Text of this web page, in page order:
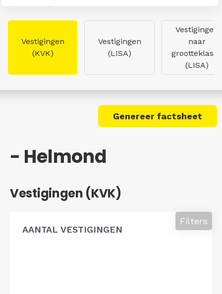
Vestigingen
(KVK)
Vestigingen
(LISA)
Vestigingen
naar
grootteklasse
(LISA)
Genereer factsheet
- Helmond
Vestigingen (KVK)
AANTAL VESTIGINGEN
Filters